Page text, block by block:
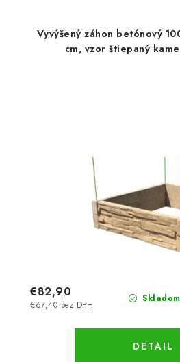
Vyvýšený záhon betónový
cm, vzor štiepaný
Skladom
€67,40 bez DPH
€82,90
DETAIL